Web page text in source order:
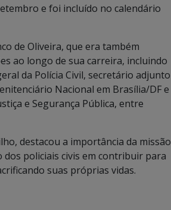
e foi incluído no calendário
de Oliveira, que era também
ao longo de sua carreira, incluindo
da Polícia Civil, secretário adjunto
Nacional em Brasília/DF e
e Segurança Pública, entre
destacou a importância da missão
policiais civis em contribuir para
suas próprias vidas.